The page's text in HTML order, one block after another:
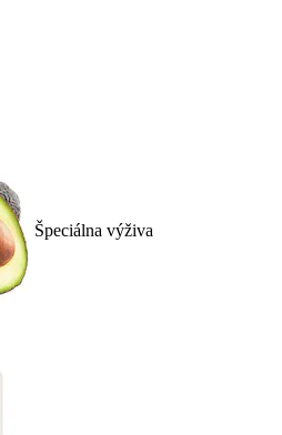
Špeciálna výživa